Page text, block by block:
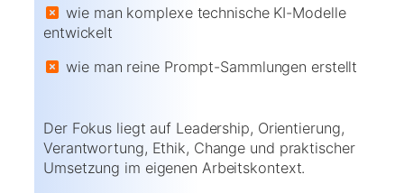
wie man komplexe technische KI-Modelle
entwickelt
wie man reine Prompt-Sammlungen erstellt
Der Fokus liegt auf Leadership, Orientierung,
Verantwortung, Ethik, Change und praktischer
Umsetzung im eigenen Arbeitskontext.